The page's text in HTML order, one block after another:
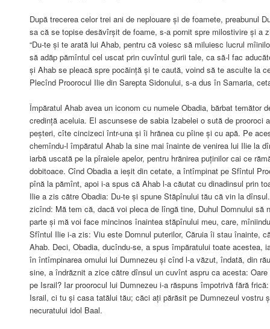
După trecerea celor trei ani de neplouare și de foamete, preabunul
sa că se topise desăvîrșit de foame, s-a pornit spre milostivire și a
“Du-te și te arată lui Ahab, pentru că voiesc să miluiesc lucrul
să adăp pămîntul cel uscat prin cuvîntul gurii tale, ca să-l fac
și Ahab se pleacă spre pocăință și te caută, voind să te asculte la
Plecînd Proorocul Ilie din Sarepta Sidonului, s-a dus în Samaria,
Împăratul Ahab avea un iconom cu numele Obadia, bărbat temător
credință aceluia. El ascunsese de sabia Izabelei o sută de prooroci
peșteri, cîte cincizeci într-una și îi hrănea cu pîine și cu apă. Pe
chemîndu-l împăratul Ahab la sine mai înainte de venirea lui Ilie la
iarbă uscată pe la pîraiele apelor, pentru hrănirea puținilor cai ce
dobitoace. Cînd Obadia a ieșit din cetate, a întîmpinat pe Sfîntul
pînă la pămînt, apoi i-a spus că Ahab l-a căutat cu dinadinsul prin
Ilie a zis către Obadia: Du-te și spune Stăpînului tău că vin la
zicînd: Mă tem că, dacă voi pleca de lîngă tine, Duhul Domnului să
parte și mă voi face mincinos înaintea stăpînului meu, care,
Sfîntul Ilie i-a zis: Viu este Domnul puterilor, Căruia îi stau înainte,
Ahab. Deci, Obadia, ducîndu-se, a spus împăratului toate acestea,
în întîmpinarea omului lui Dumnezeu și cînd l-a văzut, îndată, din
sine, a îndrăznit a zice către dînsul un cuvînt aspru ca acesta:
pe Israil? Iar proorocul lui Dumnezeu i-a răspuns împotrivă fără
Israil, ci tu și casa tatălui tău; căci ați părăsit pe Dumnezeul vostru
necuratului idol Baal.